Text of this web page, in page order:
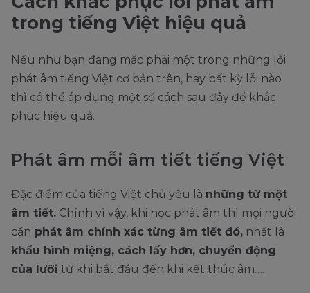
trong tiếng Việt hiệu quả
Nếu như bạn đang mắc phải một trong những lỗi
phát âm tiếng Việt cơ bản trên, hay bất kỳ lỗi nào
thì có thể áp dụng một số cách sau đây để khắc
phục hiệu quả.
Phát âm mỗi âm tiết tiếng Việt
Đặc điểm của tiếng Việt chủ yếu là những từ một
âm tiết. Chính vì vậy, khi học phát âm thì mọi người
cần phát âm chính xác từng âm tiết đó, nhất là
khẩu hình miệng, cách lấy hơn, chuyển động
của lưỡi từ khi bắt đầu đến khi kết thúc âm….